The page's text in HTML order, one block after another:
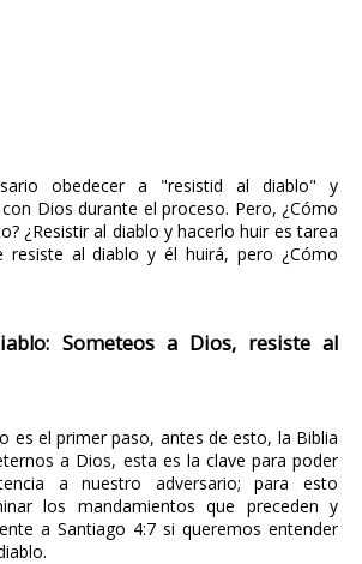
obedecer a "resistid al diablo" y
Dios durante el proceso. Pero, ¿Cómo
¿Resistir al diablo y hacerlo huir es tarea
resiste al diablo y él huirá, pero ¿Cómo
Someteos a Dios, resiste al
es el primer paso, antes de esto, la Biblia
a Dios, esta es la clave para poder
a nuestro adversario; para esto
los mandamientos que preceden y
a Santiago 4:7 si queremos entender